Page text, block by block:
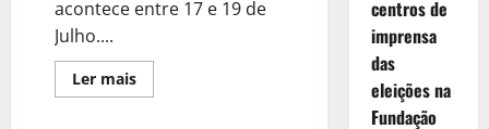
acontece entre 17 e 19 de
Julho....
Ler maisLeia
mais
centros de
imprensa
das
eleições na
Fundação